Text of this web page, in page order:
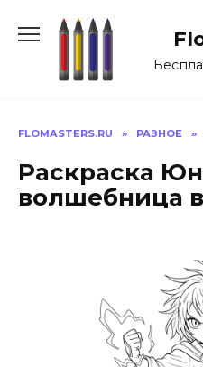
FLOMASTERS.RU » РАЗНОЕ »
Раскраска
волшебница